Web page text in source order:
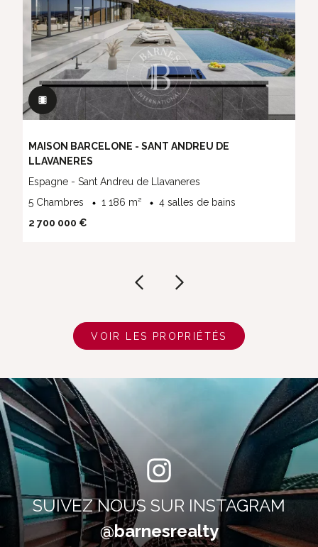
MAISON BARCELONE - SANT ANDREU DE
LLAVANERES
Espagne - Sant Andreu de Llavaneres
5 Chambres
1 186 m²
4 salles de bains
2 700 000 €
VOIR LES PROPRIÉTÉS
SUIVEZ NOUS SUR INSTAGRAM
@barnesrealty